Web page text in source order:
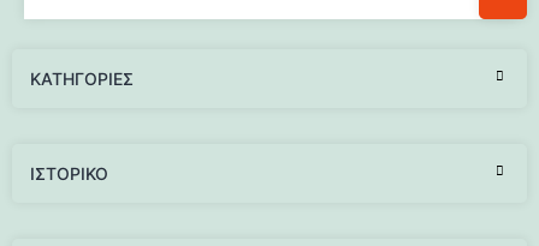
KΑΤΗΓΟΡΊΕΣ
ΙΣΤΟΡΙΚΌ